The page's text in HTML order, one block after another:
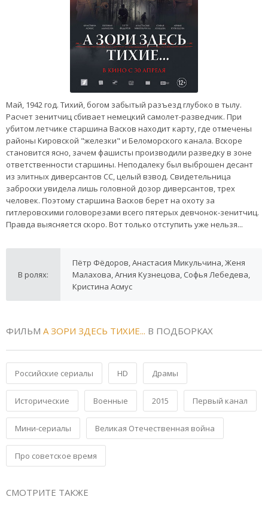
Май, 1942 год. Тихий, богом забытый разъезд глубоко в тылу.
Расчет зенитчиц сбивает немецкий самолет-разведчик. При
убитом летчике старшина Васков находит карту, где отмечены
районы Кировской "железки" и Беломорского канала. Вскоре
становится ясно, зачем фашисты производили разведку в зоне
ответственности старшины. Неподалеку был выброшен десант
из элитных диверсантов СС, целый взвод. Свидетельница
заброски увидела лишь головной дозор диверсантов, трех
человек. Поэтому старшина Васков берет на охоту за
гитлеровскими головорезами всего пятерых девчонок-зенитчиц.
Правда выясняется скоро. Вот только отступить уже нельзя...
В ролях:
Пётр Фёдоров, Анастасия Микульчина, Женя
Малахова, Агния Кузнецова, Софья Лебедева,
Кристина Асмус
ФИЛЬМ А ЗОРИ ЗДЕСЬ ТИХИЕ... В ПОДБОРКАХ
Российские сериалы HD Драмы
Исторические Военные 2015 Первый канал
Мини-сериалы Великая Отечественная война
Про советское время
СМОТРИТЕ ТАКЖЕ